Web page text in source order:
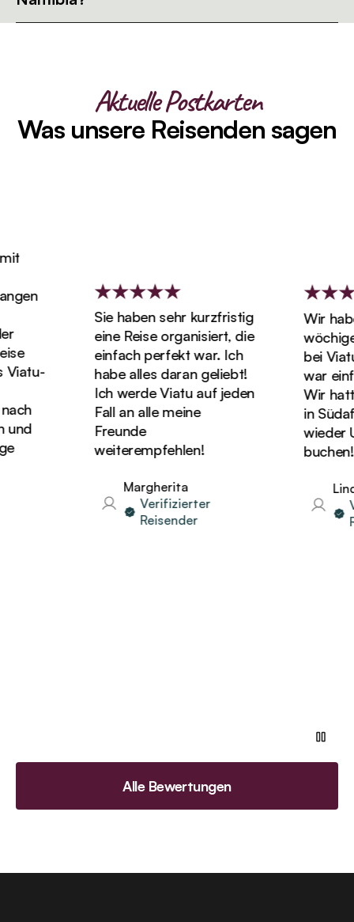
Aktuelle Postkarten
Was unsere Reisenden sagen
Sie haben sehr kurzfristig
eine Reise organisiert, die
einfach perfekt war. Ich
habe alles daran geliebt!
Ich werde Viatu auf jeden
Fall an alle meine
Freunde
weiterempfehlen!
Margherita
Verifizierter
Reisender
Wir
bei Viatu
war
Wir
in
wieder
buchen!
Linda
Alle Bewertungen